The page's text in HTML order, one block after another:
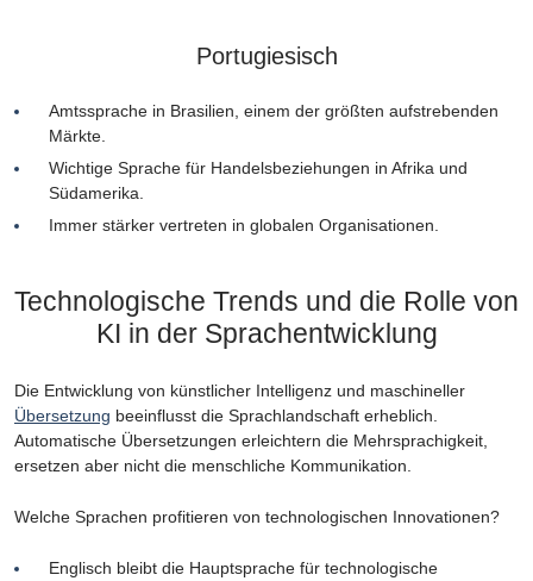
Portugiesisch
Amtssprache in Brasilien, einem der größten aufstrebenden
Märkte.
Wichtige Sprache für Handelsbeziehungen in Afrika und
Südamerika.
Immer stärker vertreten in globalen Organisationen.
Technologische Trends und die Rolle von
KI in der Sprachentwicklung
Die Entwicklung von künstlicher Intelligenz und maschineller
Übersetzung beeinflusst die Sprachlandschaft erheblich.
Automatische Übersetzungen erleichtern die Mehrsprachigkeit,
ersetzen aber nicht die menschliche Kommunikation.
Welche Sprachen profitieren von technologischen Innovationen?
Englisch bleibt die Hauptsprache für technologische